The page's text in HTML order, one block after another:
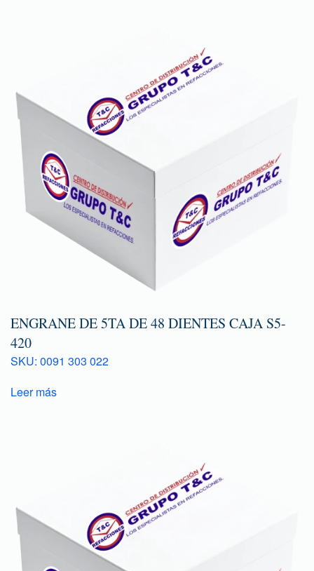
ENGRANE DE 5TA DE 48 DIENTES CAJA S5-
420
SKU: 0091 303 022
Leer más